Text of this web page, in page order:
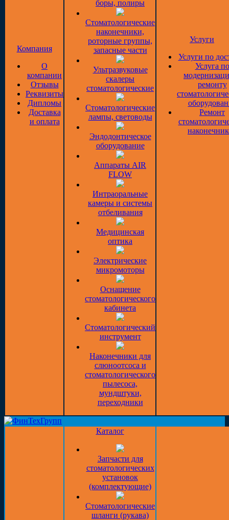
Компания
О
компании
Отзывы
Реквизиты
Дипломы
Доставка
и оплата
боры, полиры
Стоматологические
наконечники,
роторные группы,
запасные части
Ультразвуковые
скалеры
стоматологические
Стоматологические
лампы, световоды
Эндодонтическое
оборудование
Аппараты AIR
FLOW
Интраоральные
камеры и системы
отбеливания
Медицинская
оптика
Электрические
микромоторы
Оснащение
стоматологического
кабинета
Стоматологический
инструмент
Наконечники для
слюноотсоса и
стоматологического
пылесоса,
мундштуки,
переходники
Услуги
Услуги по
Услуга по
ремонту
Ремонт
Каталог
Запчасти для
стоматологических
установок
(комплектующие)
Стоматологические
шланги (рукава)